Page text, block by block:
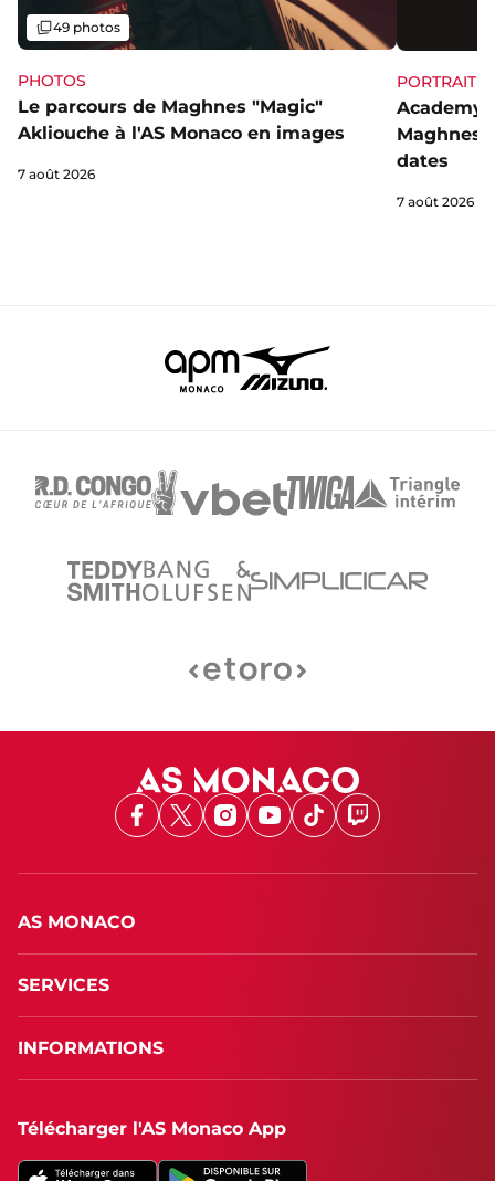
PHOTOS
Le parcours de Maghnes "Magic"
Akliouche à l'AS Monaco en images
Galerie
49 photos
7 août 2026
PORTRAIT
Academy,
Maghnes
dates
7 août 2026
Facebook
X Instagram
Youtube
TikTokTwitch
AS MONACO
SERVICES
INFORMATIONS
Télécharger l'AS Monaco App